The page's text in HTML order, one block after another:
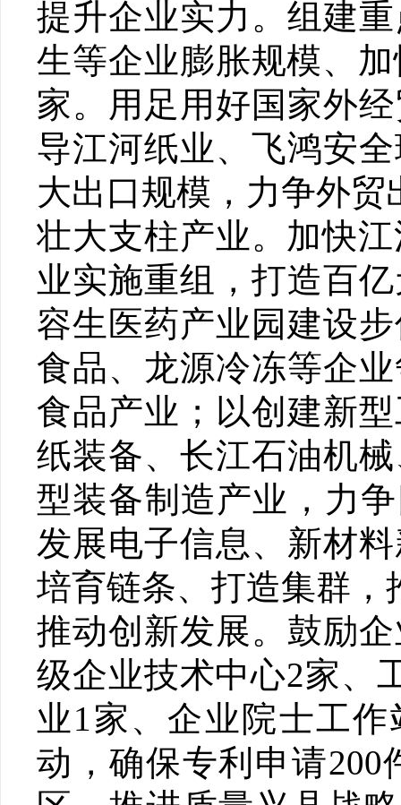
提升企业实力。组建
生等企业膨胀规模、
家。用足用好国家外
导江河纸业、飞鸿安
大出口规模，力争外贸
壮大支柱产业。加快
业实施重组，打造百
容生医药产业园建设
食品、龙源冷冻等企
食品产业；以创建新
纸装备、长江石油机
型装备制造产业，力
发展电子信息、新材
培育链条、打造集群
推动创新发展。鼓励
级企业技术中心2家、
业1家、企业院士工
动，确保专利申请